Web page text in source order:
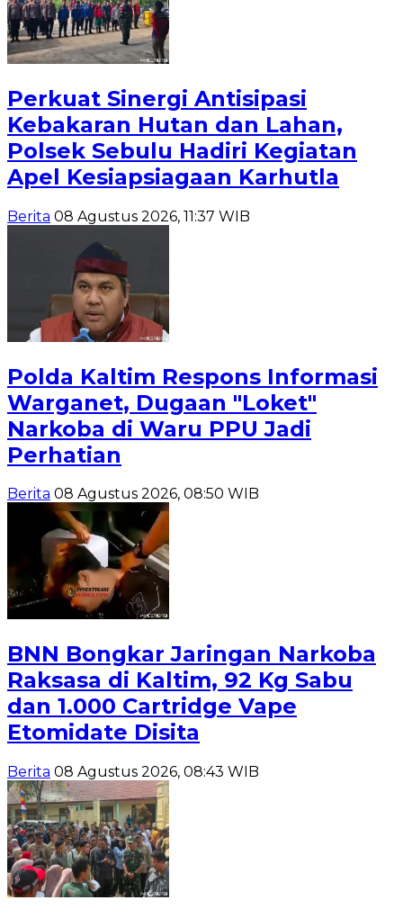
Perkuat Sinergi Antisipasi
Kebakaran Hutan dan Lahan,
Polsek Sebulu Hadiri Kegiatan
Apel Kesiapsiagaan Karhutla
Berita 08 Agustus 2026, 11:37 WIB
Polda Kaltim Respons Informasi
Warganet, Dugaan "Loket"
Narkoba di Waru PPU Jadi
Perhatian
Berita 08 Agustus 2026, 08:50 WIB
BNN Bongkar Jaringan Narkoba
Raksasa di Kaltim, 92 Kg Sabu
dan 1.000 Cartridge Vape
Etomidate Disita
Berita 08 Agustus 2026, 08:43 WIB